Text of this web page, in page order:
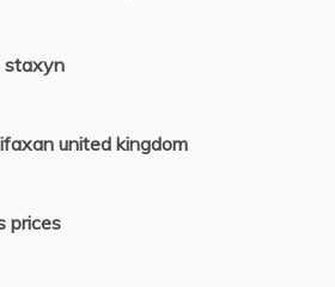
staxyn
united kingdom
prices